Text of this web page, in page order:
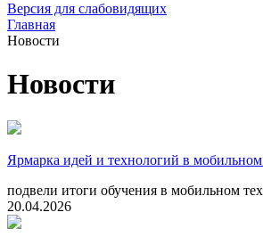
Версия для слабовидящих
Главная
Новости
Новости
Ярмарка идей и технологий в мобильном
подвели итоги обучения в мобильном
20.04.2026